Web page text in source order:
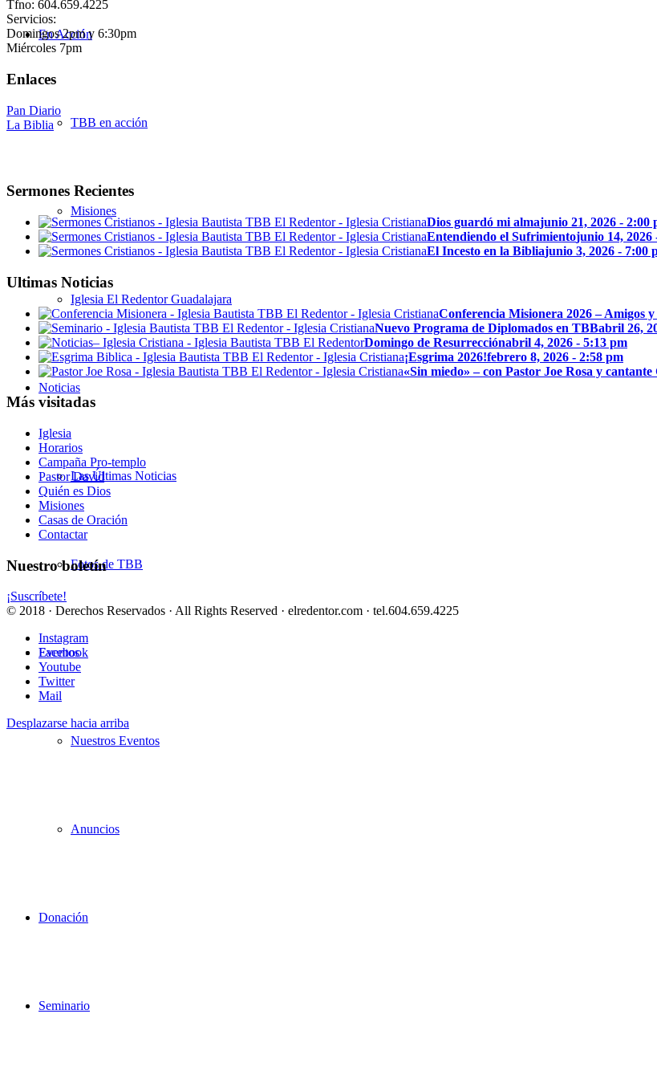
En Acción
TBB en acción
Misiones
Iglesia El Redentor Guadalajara
Noticias
Las Últimas Noticias
Fotos de TBB
Eventos
Nuestros Eventos
Anuncios
Donación
Seminario
Tfno: 604.659.4225
Servicios:
Domingos 2pm y 6:30pm
Miércoles 7pm
Enlaces
Pan Diario
La Biblia
Sermones Recientes
Dios guardó mi almajunio 21, 2026 - 2:00
Entendiendo el Sufrimientojunio 14, 2026
El Incesto en la Bibliajunio 3, 2026 - 7:00
Ultimas Noticias
Conferencia Misionera 2026 – Amigos y
Nuevo Programa de Diplomados en TBBabril 26,
Domingo de Resurrecciónabril 4, 2026 - 5:13 pm
¡Esgrima 2026!febrero 8, 2026 - 2:58 pm
«Sin miedo» – con Pastor Joe Rosa y
Más visitadas
Iglesia
Horarios
Campaña Pro-templo
Pastor David
Quién es Dios
Misiones
Casas de Oración
Contactar
Nuestro boletín
¡Suscríbete!
© 2018 · Derechos Reservados · All Rights Reserved · elredentor.com · tel.604.659.4225
Instagram
Facebook
Youtube
Twitter
Mail
Desplazarse hacia arriba